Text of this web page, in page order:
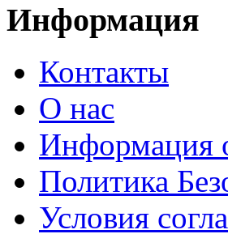
Информация
Контакты
О нас
Информация
Политика
Условия